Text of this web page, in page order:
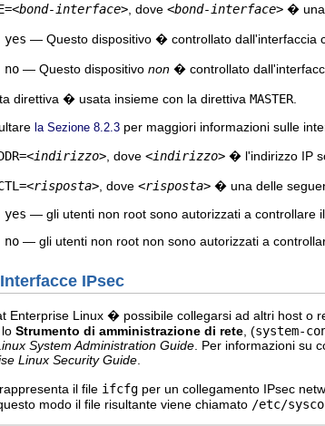
<bond-interface> , dove <bond-interface> � una
yes — Questo dispositivo � controllato dall'interfaccia
no — Questo dispositivo non � controllato
direttiva � usata insieme con la direttiva MASTER
la Sezione 8.2.3 per maggiori informazioni sulle
<indirizzo> , dove <indirizzo> � l'indirizzo IP
<risposta> , dove <risposta> � una delle
yes — gli utenti non root sono autorizzati a controllare il
no — gli utenti non root non sono autorizzati a
IPsec
Enterprise Linux � possibile collegarsi ad altri host o
Strumento di amministrazione di rete , (system-
System Administration Guide . Per informazioni su
Linux Security Guide
il file ifcfg per un collegamento IPsec
questo modo il file risultante viene chiamato /etc/